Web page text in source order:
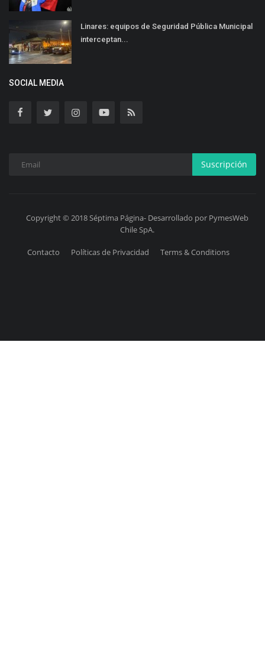
Linares: equipos de Seguridad Pública Municipal
interceptan...
SOCIAL MEDIA
Suscripción
Copyright © 2018 Séptima Página- Desarrollado por PymesWeb
Chile SpA.
Contacto Políticas de Privacidad Terms & Conditions